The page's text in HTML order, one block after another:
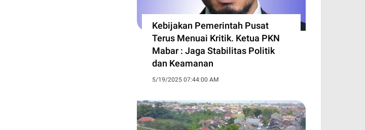
Kebijakan Pemerintah Pusat
Terus Menuai Kritik. Ketua PKN
Mabar : Jaga Stabilitas Politik
dan Keamanan
5/19/2025 07:44:00 AM